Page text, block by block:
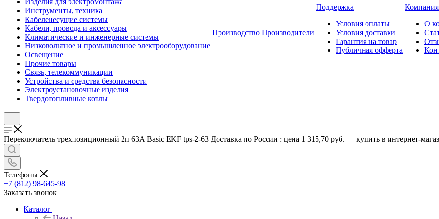
Изделия для электромонтажа
Инструменты, техника
Кабеленесущие системы
Кабели, провода и аксессуары
Климатические и инженерные системы
Низковольтное и промышленное электрооборудование
Освещение
Прочие товары
Связь, телекоммуникации
Устройства и средства безопасности
Электроустановочные изделия
Твердотопливные котлы
Производство Производители
Поддержка
Условия оплаты
Условия доставки
Гарантия на товар
Публичная офферта
Компания
О
Переключатель трехпозиционный 2п 63А Basic EKF tps-2-63 Доставка по России : цена 1 315,70 руб. — купить в интернет-
Телефоны
+7 (812) 98-645-98
Заказать звонок
Каталог